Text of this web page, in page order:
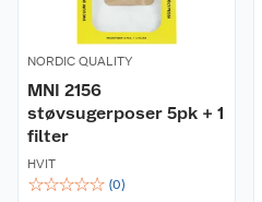
NORDIC QUALITY
MNI 2156
støvsugerposer 5pk + 1
filter
HVIT
☆☆☆☆☆ (0)